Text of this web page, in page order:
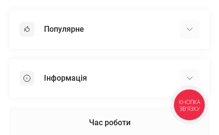
Популярне
Пінопласт
Інформація
Час роботи
КНОПКА
ЗВ'ЯЗКУ